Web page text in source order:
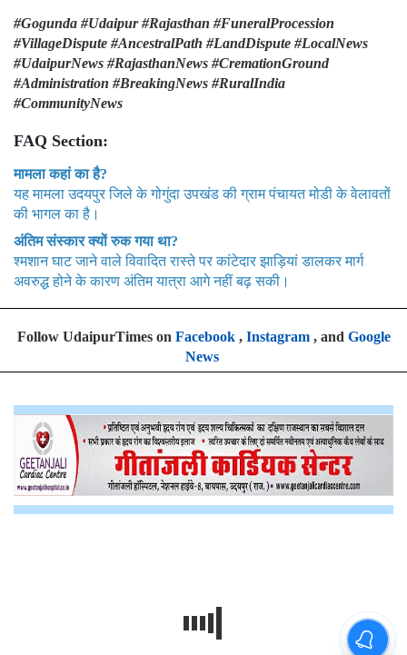
#Gogunda #Udaipur #Rajasthan #FuneralProcession
#VillageDispute #AncestralPath #LandDispute #LocalNews
#UdaipurNews #RajasthanNews #CremationGround
#Administration #BreakingNews #RuralIndia
#CommunityNews
FAQ Section:
मामला कहां का है?
यह मामला उदयपुर जिले के गोगुंदा उपखंड की ग्राम पंचायत मोडी के वेलावतों
की भागल का है।
अंतिम संस्कार क्यों रुक गया था?
श्मशान घाट जाने वाले विवादित रास्ते पर कांटेदार झाड़ियां डालकर मार्ग
अवरुद्ध होने के कारण अंतिम यात्रा आगे नहीं बढ़ सकी।
Follow UdaipurTimes on Facebook, Instagram, and Google
News